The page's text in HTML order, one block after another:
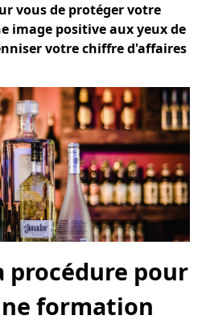
vous de protéger votre
image positive aux yeux de
votre chiffre d'affaires
procédure pour
formation